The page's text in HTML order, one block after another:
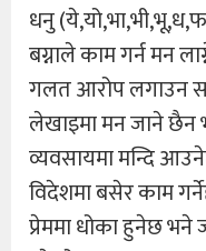
धनु
बग्नाले काम गर्न मन
गलत आरोप लगाउन
लेखाइमा मन जाने छैन
व्यवसायमा मन्दि
विदेशमा बसेर काम
प्रेममा धोका हुनेछ